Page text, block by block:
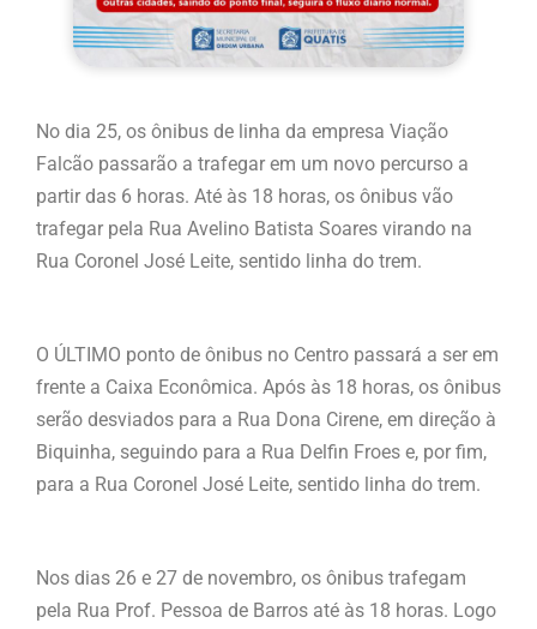
No dia 25, os ônibus de linha da empresa Viação
Falcão passarão a trafegar em um novo percurso a
partir das 6 horas. Até às 18 horas, os ônibus vão
trafegar pela Rua Avelino Batista Soares virando na
Rua Coronel José Leite, sentido linha do trem.
O ÚLTIMO ponto de ônibus no Centro passará a ser em
frente a Caixa Econômica. Após às 18 horas, os ônibus
serão desviados para a Rua Dona Cirene, em direção à
Biquinha, seguindo para a Rua Delfin Froes e, por fim,
para a Rua Coronel José Leite, sentido linha do trem.
Nos dias 26 e 27 de novembro, os ônibus trafegam
pela Rua Prof. Pessoa de Barros até às 18 horas. Logo